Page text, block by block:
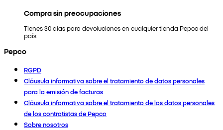
Compra sin preocupaciones
Tienes 30 días para devoluciones en cualquier tienda Pepco del
país.
Pepco
RGPD
Cláusula informativa sobre el tratamiento de datos personales
para la emisión de facturas
Cláusula informativa sobre el tratamiento de los datos personales
de los contratistas de Pepco
Sobre nosotros